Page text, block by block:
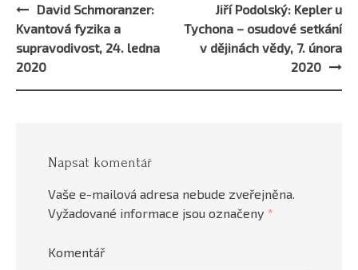
Post
navigation
David Schmoranzer:
Kvantová fyzika a
supravodivost, 24. ledna
2020
Jiří Podolský: Kepler u
Tychona – osudové setkání
v dějinách vědy, 7. února
2020
Napsat komentář
Vaše e-mailová adresa nebude zveřejněna.
Vyžadované informace jsou označeny *
Komentář